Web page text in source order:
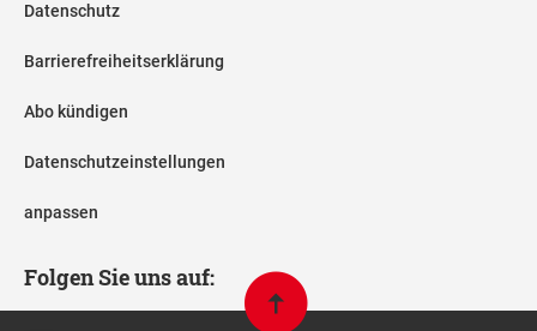
Datenschutz
Barrierefreiheitserklärung
Abo kündigen
Datenschutzeinstellungen
anpassen
Folgen Sie uns auf: